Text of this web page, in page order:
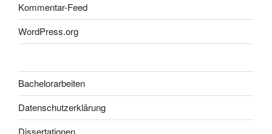
Kommentar-Feed
WordPress.org
Bachelorarbeiten
Datenschutzerklärung
Dissertationen